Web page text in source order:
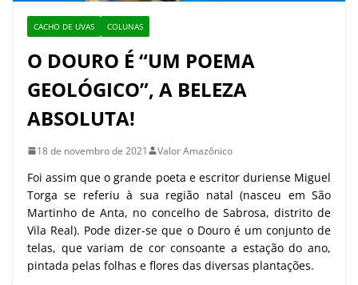
CACHO DE UVAS COLUNAS
O DOURO É “UM POEMA
GEOLÓGICO”, A BELEZA
ABSOLUTA!
18 de novembro de 2021 Valor Amazônico
Foi assim que o grande poeta e escritor duriense Miguel
Torga se referiu à sua região natal (nasceu em São
Martinho de Anta, no concelho de Sabrosa, distrito de
Vila Real). Pode dizer-se que o Douro é um conjunto de
telas, que variam de cor consoante a estação do ano,
pintada pelas folhas e flores das diversas plantações.